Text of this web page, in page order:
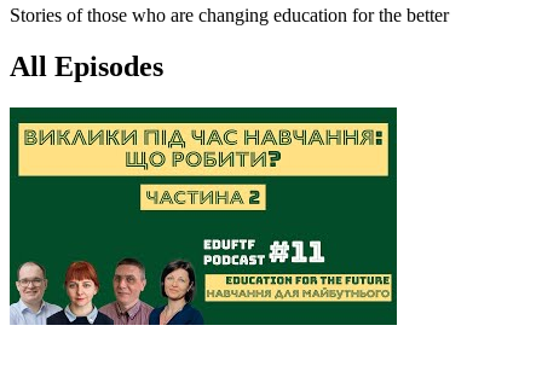
Stories of those who are changing education for the better
All Episodes